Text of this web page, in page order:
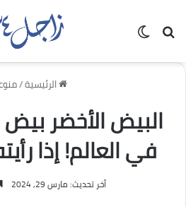
بحث عن
الرئيسية/
البيض الأخضر بيض
في العالم! إذا
آخر تحديث: مارس 29, 2024